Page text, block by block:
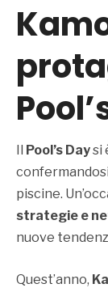
Il Pool’s Daysi
piscine.
strategie e
nuove
Quest’anno,